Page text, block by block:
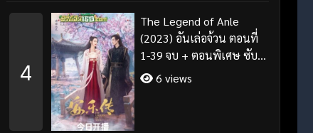
4
The Legend of Anle
(2023) อันเล่อจ้วน ตอนที่
1-39 จบ + ตอนพิเศษ ซับ
ไทย/พากย์ไทย
6 views